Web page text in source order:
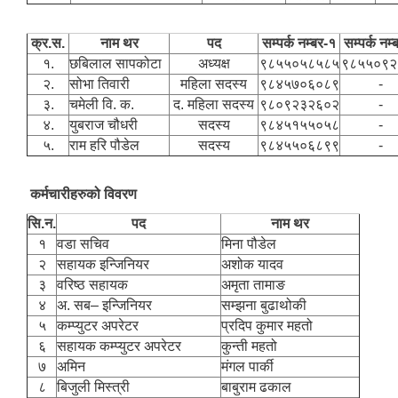
क्र.स. नाम थर पद सम्पर्क नम्बर-१ सम्पर्क
१.
छबिलाल सापकोटा अध्यक्ष ९८५५०५८५८५
२.
सोभा तिवारी महिला सदस्य ९८४५७०६०८९
-
३.
चमेली वि. क. द. महिला सदस्य ९८०९२३२६०२
-
४.
युबराज चौधरी सदस्य ९८४५१५५०५८
-
५.
राम हरि पौडेल सदस्य ९८४५५०६८९९ -
कर्मचारीहरुको विवरण
सि.न.
पद
नाम थर
१
वडा सचिव
मिना पौडेल
२
सहायक इन्जिनियर
अशोक यादव
३
वरिष्ठ सहायक
अमृता तामाङ
४
अ. सब– इन्जिनियर
सम्झना बुढाथोकी
५
कम्प्युटर अपरेटर
प्रदिप कुमार महतो
६
सहायक कम्प्युटर अपरेटर कुन्ती महतो
७
अमिन
मंगल पार्की
८
बिजुली मिस्त्री
बाबुराम ढकाल